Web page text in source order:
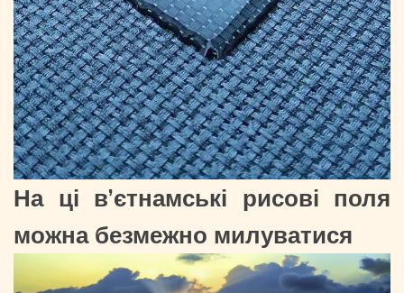
На ці в’єтнамські рисові поля
можна безмежно милуватися